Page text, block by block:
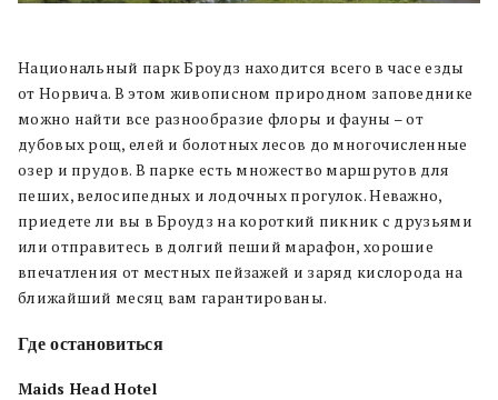
Национальный парк Броудз находится всего в часе езды
от Норвича. В этом живописном природном заповеднике
можно найти все разнообразие флоры и фауны – от
дубовых рощ, елей и болотных лесов до многочисленные
озер и прудов. В парке есть множество маршрутов для
пеших, велосипедных и лодочных прогулок. Неважно,
приедете ли вы в Броудз на короткий пикник с друзьями
или отправитесь в долгий пеший марафон, хорошие
впечатления от местных пейзажей и заряд кислорода на
ближайший месяц вам гарантированы.
Где остановиться
Maids Head Hotel